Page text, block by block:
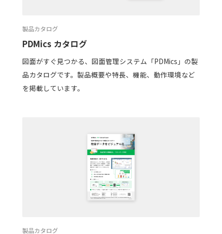
製品カタログ
PDMics カタログ
図面がすぐ見つかる、図面管理システム「PDMics」の製
品カタログです。製品概要や特長、機能、動作環境など
を掲載しています。
製品カタログ